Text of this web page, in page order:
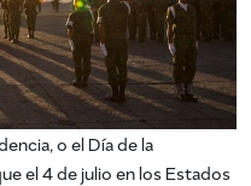
o el Día de la
el 4 de julio en los Estados